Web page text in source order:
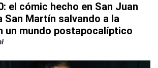
el cómic hecho en San Juan
San Martín salvando a la
un mundo postapocalíptico